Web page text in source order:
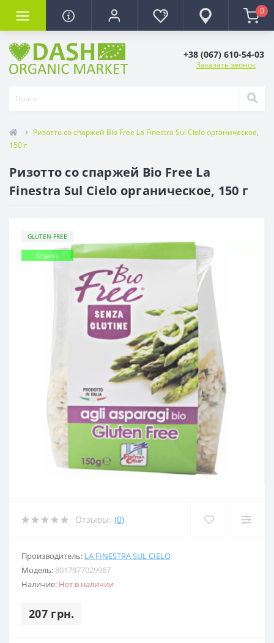
0
+38 (067) 610-54-03
Заказать звонок
Ризотто со спаржей Bio Free La Finestra Sul Cielo органическое,
150 г
Ризотто со спаржей Bio Free La
Finestra Sul Cielo органическое, 150 г
GLUTEN-FREE
Organic
Отзывы: (0)
Производитель: LA FINESTRA SUL CIELO
Модель: 8017977029967
Наличие: Нет в наличии
207 грн.